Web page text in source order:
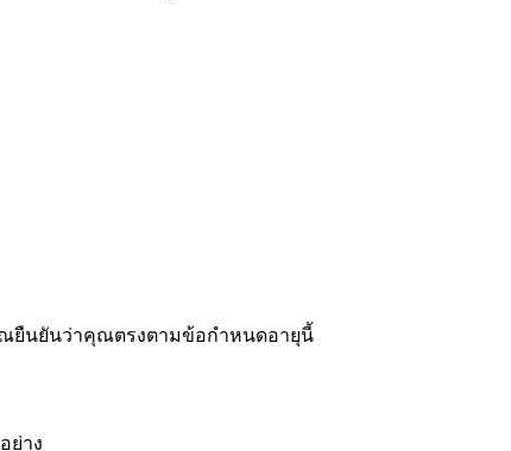
ณยืนยันว่าคุณตรงตามข้อกำหนดอายุนี้
ย่าง